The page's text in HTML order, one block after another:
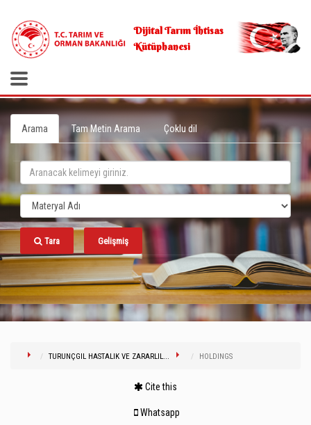
Dijital Tarım İhtisas
Kütüphanesi
Arama Tam Metin Arama Çoklu dil
Tara Gelişmiş
TURUNÇGIL HASTALIK VE ZARARLIL... HOLDINGS
Cite this
Whatsapp